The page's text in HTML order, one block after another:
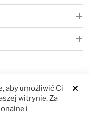
aby umożliwić Ci
witrynie. Za
i